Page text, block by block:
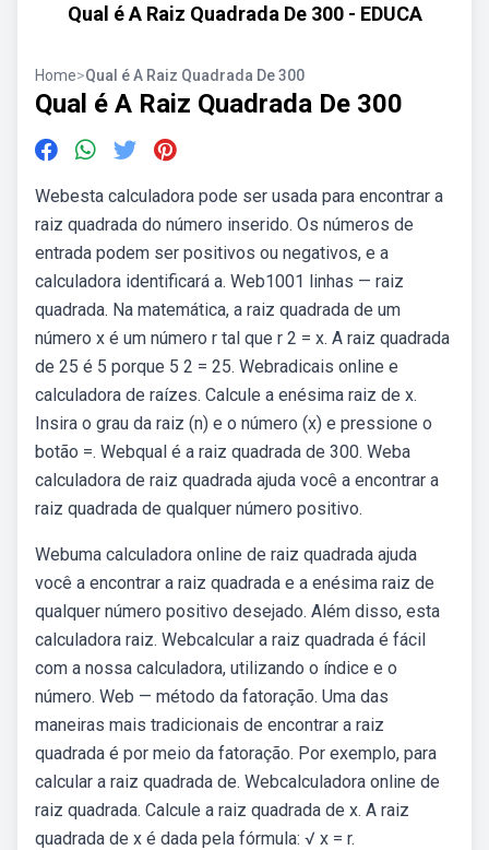
Qual é A Raiz Quadrada De 300 - EDUCA
Home>Qual é A Raiz Quadrada De 300
Qual é A Raiz Quadrada De 300
Webesta calculadora pode ser usada para encontrar a
raiz quadrada do número inserido. Os números de
entrada podem ser positivos ou negativos, e a
calculadora identificará a. Web1001 linhas — raiz
quadrada. Na matemática, a raiz quadrada de um
número x é um número r tal que r 2 = x. A raiz quadrada
de 25 é 5 porque 5 2 = 25. Webradicais online e
calculadora de raízes. Calcule a enésima raiz de x.
Insira o grau da raiz (n) e o número (x) e pressione o
botão =. Webqual é a raiz quadrada de 300. Weba
calculadora de raiz quadrada ajuda você a encontrar a
raiz quadrada de qualquer número positivo.
Webuma calculadora online de raiz quadrada ajuda
você a encontrar a raiz quadrada e a enésima raiz de
qualquer número positivo desejado. Além disso, esta
calculadora raiz. Webcalcular a raiz quadrada é fácil
com a nossa calculadora, utilizando o índice e o
número. Web — método da fatoração. Uma das
maneiras mais tradicionais de encontrar a raiz
quadrada é por meio da fatoração. Por exemplo, para
calcular a raiz quadrada de. Webcalculadora online de
raiz quadrada. Calcule a raiz quadrada de x. A raiz
quadrada de x é dada pela fórmula: √ x = r.